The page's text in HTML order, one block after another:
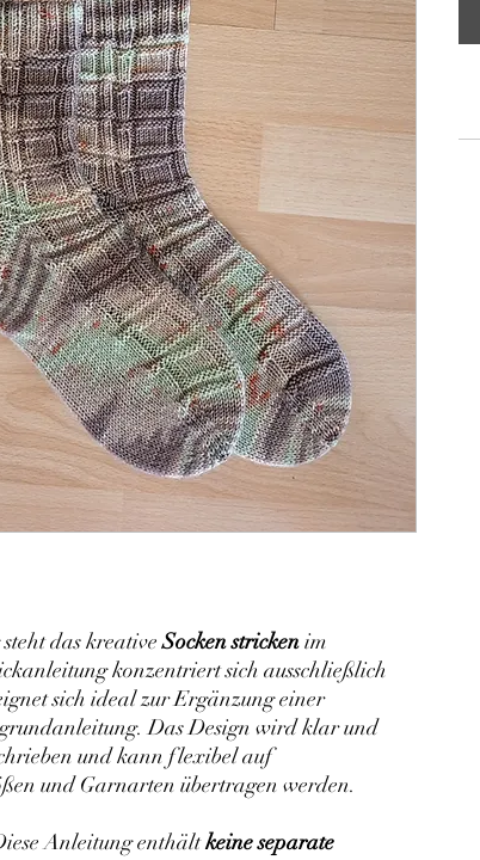
das kreativeSocken strickenim
konzentriert sich ausschließlich
sich ideal zur Ergänzung einer
Das Design wird klar und
und kann flexibel auf
und Garnarten übertragen werden.
Anleitung enthältkeine separate